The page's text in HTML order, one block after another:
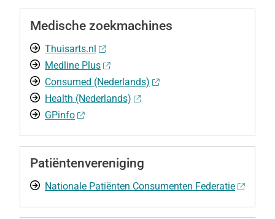
Medische zoekmachines
Thuisarts.nl
Medline Plus
Consumed (Nederlands)
Health (Nederlands)
GPinfo
Patiëntenvereniging
Nationale Patiënten Consumenten Federatie